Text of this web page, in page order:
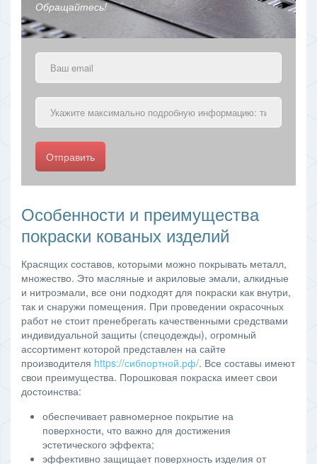
Обращайтесь!
Отправить
Особенности и преимущества
покраски кованых изделий
Красящих составов, которыми можно покрывать металл,
множество. Это масляные и акриловые эмали, алкидные
и нитроэмали, все они подходят для покраски как внутри,
так и снаружи помещения. При проведении окрасочных
работ не стоит пренебрегать качественными средствами
индивидуальной защиты (спецодежды), огромный
ассортимент которой представлен на сайте
производителя https://сибпортной.рф/. Все составы имеют
свои преимущества. Порошковая покраска имеет свои
достоинства:
обеспечивает равномерное покрытие на
поверхности, что важно для достижения
эстетического эффекта;
эффективно защищает поверхность изделия от